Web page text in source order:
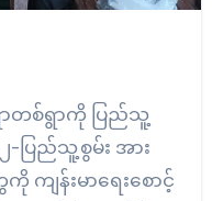
ာတစ်ရွာကို ပြည်သူ့
ပြည်သူ့စွမ်း အား
ကျန်းမာရေးစောင့်